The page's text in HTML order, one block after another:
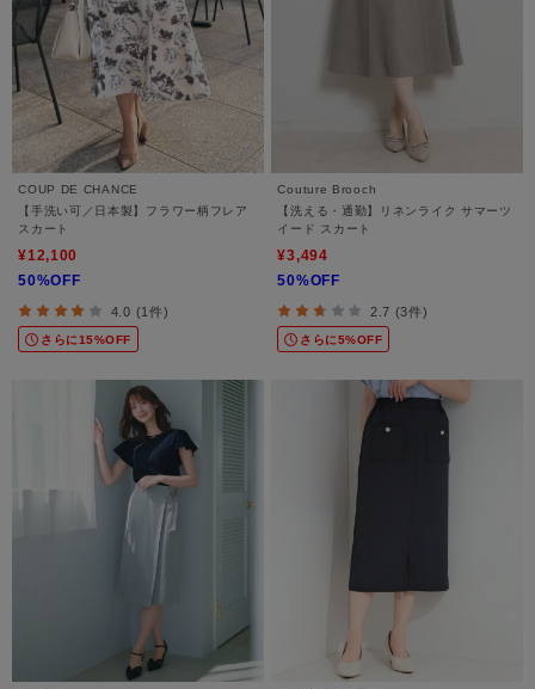
COUP DE CHANCE
【手洗い可／日本製】フラワー柄フレア
スカート
¥12,100
50%OFF
4.0 (1件)
さらに15%OFF
Couture Brooch
【洗える・通勤】リネンライク サマーツ
イード スカート
¥3,494
50%OFF
2.7 (3件)
さらに5%OFF